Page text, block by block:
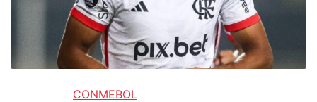
CONMEBOL